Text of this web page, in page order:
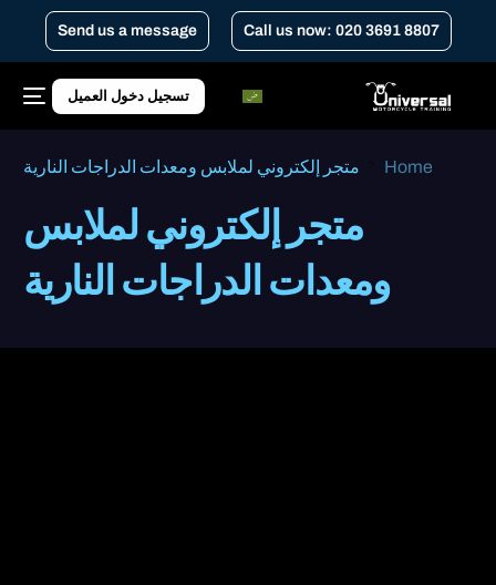
Call us now: 020 3691 8807
Send us a message
تسجيل دخول العميل
Home متجر إلكتروني لملابس ومعدات الدراجات النارية
متجر إلكتروني لملابس
ومعدات الدراجات النارية